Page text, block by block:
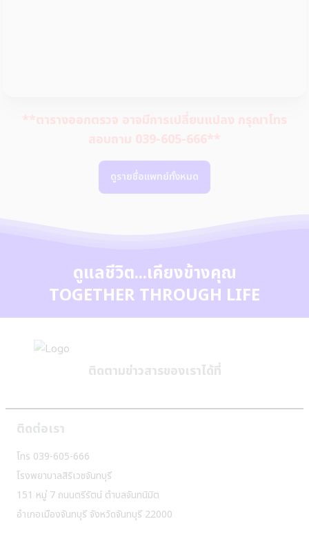
**ตารางออกตรวจ อาจมีการเปลี่ยนแปลง กรุณาโทร
สอบถาม 039-605-666**
ดูรายชื่อแพทย์ทั้งหมด
ดูแลชีวิต...เคียงข้างคุณ
TOGETHER THROUGH LIFE
ติดตามข่าวสารของเราได้ที่
ติดต่อเรา
โทร 039-605-666
โรงพยาบาลสิริเวชจันทบุรี
151 หมู่ 7 ถนนตรีรัตน์ ตำบลจันทนิมิต
อำเภอเมืองจันทบุรี จังหวัดจันทบุรี 22000